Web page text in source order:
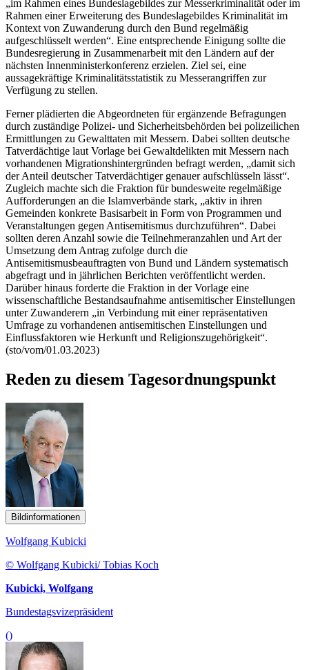
„im Rahmen eines Bundeslagebildes zur Messerkriminalität oder im
Rahmen einer Erweiterung des Bundeslagebildes Kriminalität im
Kontext von Zuwanderung durch den Bund regelmäßig
aufgeschlüsselt werden“. Eine entsprechende Einigung sollte die
Bundesregierung in Zusammenarbeit mit den Ländern auf der
nächsten Innenministerkonferenz erzielen. Ziel sei, eine
aussagekräftige Kriminalitätsstatistik zu Messerangriffen zur
Verfügung zu stellen.
Ferner plädierten die Abgeordneten für ergänzende Befragungen
durch zuständige Polizei- und Sicherheitsbehörden bei polizeilichen
Ermittlungen zu Gewalttaten mit Messern. Dabei sollten deutsche
Tatverdächtige laut Vorlage bei Gewaltdelikten mit Messern nach
vorhandenen Migrationshintergründen befragt werden, „damit sich
der Anteil deutscher Tatverdächtiger genauer aufschlüsseln lässt“.
Zugleich machte sich die Fraktion für bundesweite regelmäßige
Aufforderungen an die Islamverbände stark, „aktiv in ihren
Gemeinden konkrete Basisarbeit in Form von Programmen und
Veranstaltungen gegen Antisemitismus durchzuführen“. Dabei
sollten deren Anzahl sowie die Teilnehmeranzahlen und Art der
Umsetzung dem Antrag zufolge durch die
Antisemitismusbeauftragten von Bund und Ländern systematisch
abgefragt und in jährlichen Berichten veröffentlicht werden.
Darüber hinaus forderte die Fraktion in der Vorlage eine
wissenschaftliche Bestandsaufnahme antisemitischer Einstellungen
unter Zuwanderern „in Verbindung mit einer repräsentativen
Umfrage zu vorhandenen antisemitischen Einstellungen und
Einflussfaktoren wie Herkunft und Religionszugehörigkeit“.
(sto/vom/01.03.2023)
Reden zu diesem Tagesordnungspunkt
Bildinformationen
Wolfgang Kubicki
© Wolfgang Kubicki/ Tobias Koch
Kubicki, Wolfgang
Bundestagsvizepräsident
()